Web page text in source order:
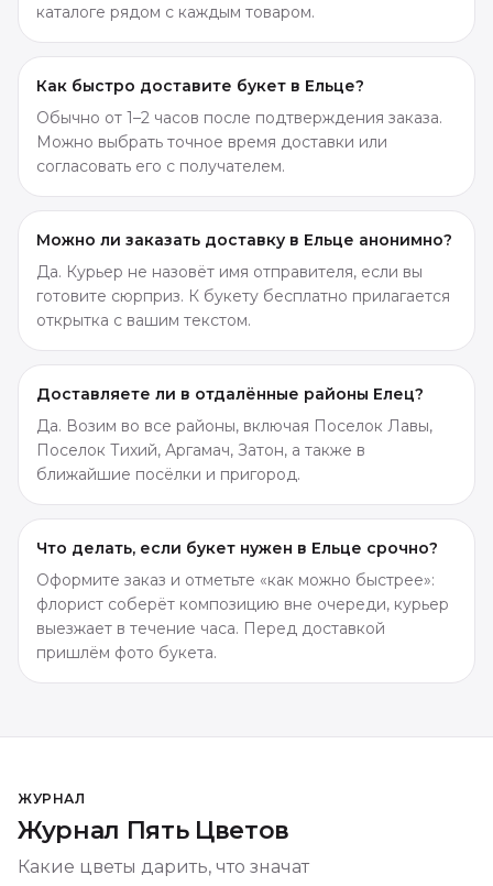
каталоге рядом с каждым товаром.
Как быстро доставите букет в Ельце?
Обычно от 1–2 часов после подтверждения заказа.
Можно выбрать точное время доставки или
согласовать его с получателем.
Можно ли заказать доставку в Ельце анонимно?
Да. Курьер не назовёт имя отправителя, если вы
готовите сюрприз. К букету бесплатно прилагается
открытка с вашим текстом.
Доставляете ли в отдалённые районы Елец?
Да. Возим во все районы, включая Поселок Лавы,
Поселок Тихий, Аргамач, Затон, а также в
ближайшие посёлки и пригород.
Что делать, если букет нужен в Ельце срочно?
Оформите заказ и отметьте «как можно быстрее»:
флорист соберёт композицию вне очереди, курьер
выезжает в течение часа. Перед доставкой
пришлём фото букета.
ЖУРНАЛ
Журнал Пять Цветов
Какие цветы дарить, что значат